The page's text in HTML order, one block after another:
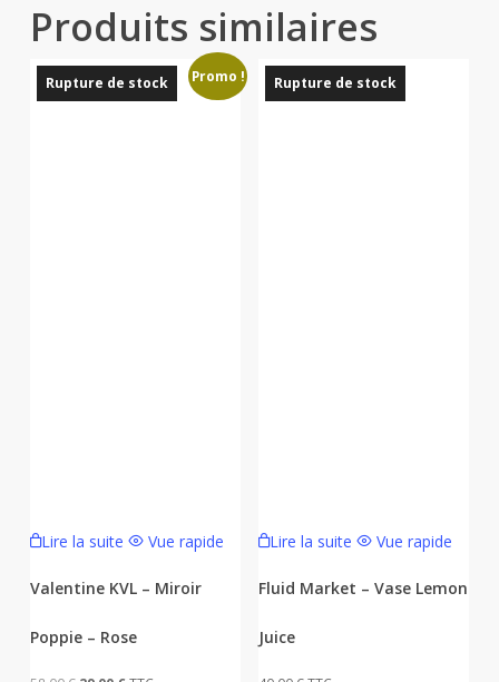
Produits similaires
Rupture de stock Promo !
Lire la suite Vue rapide
Valentine KVL – Miroir
Poppie – Rose
Rupture de stock
Lire la suite Vue rapide
Fluid Market – Vase Lemon
Juice